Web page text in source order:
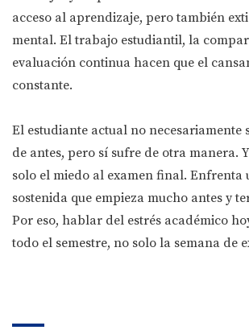
acceso al aprendizaje, pero también
mental. El trabajo estudiantil, la
evaluación continua hacen que el
constante.
El estudiante actual no necesariamente
de antes, pero sí sufre de otra manera.
solo el miedo al examen final. Enfrenta
sostenida que empieza mucho antes y
Por eso, hablar del estrés académico
todo el semestre, no solo la semana de